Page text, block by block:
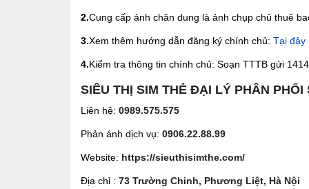
2.Cung cấp ảnh chân dung là ảnh chụp chủ thuê
3.Xem thêm hướng dẫn đăng ký chính chủ: Tại đây
4.Kiểm tra thông tin chính chủ: Soạn TTTB gửi
SIÊU THỊ SIM THẺ ĐẠI LÝ PHÂN PHỐI
Liên hệ: 0989.575.575
Phản ánh dịch vụ: 0906.22.88.99
Website: https://sieuthisimthe.com/
Địa chỉ : 73 Trường Chinh, Phương Liệt, Hà Nội